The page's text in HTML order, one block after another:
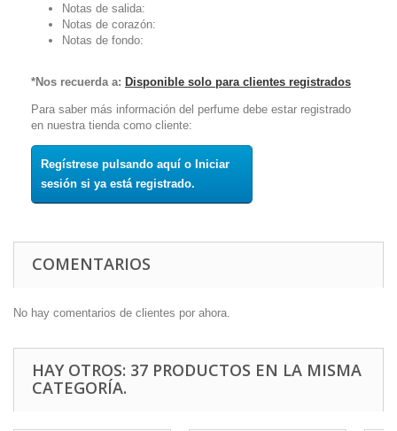
Notas de salida:
Notas de corazón:
Notas de fondo:
*Nos recuerda a: Disponible solo para clientes registrados
Para saber más información del perfume debe estar registrado
en nuestra tienda como cliente:
Regístrese pulsando aquí o Iniciar
sesión si ya está registrado.
COMENTARIOS
No hay comentarios de clientes por ahora.
HAY OTROS: 37 PRODUCTOS EN LA MISMA
CATEGORÍA.